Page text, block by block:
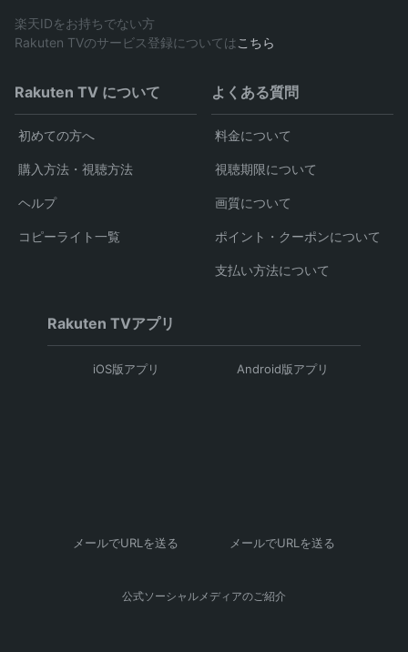
楽天IDをお持ちでない方
Rakuten TVのサービス登録については こちら
Rakuten TV について
初めての方へ
購入方法・視聴方法
ヘルプ
コピーライト一覧
よくある質問
料金について
視聴期限について
画質について
ポイント・クーポンについて
支払い方法について
Rakuten TVアプリ
iOS版アプリ
メールでURLを送る
Android版アプリ
メールでURLを送る
公式ソーシャルメディアのご紹介